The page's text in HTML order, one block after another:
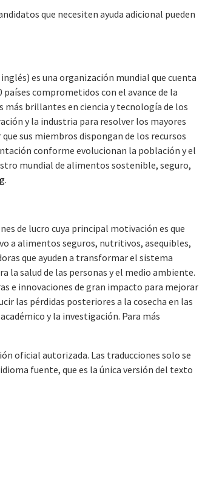
que necesiten ayuda adicional pueden
es una organización mundial que cuenta
comprometidos con el avance de la
más brillantes en ciencia y tecnología de los
y la industria para resolver los mayores
sus miembros dispongan de los recursos
conforme evolucionan la población y el
mundial de alimentos sostenible, seguro,
.
de lucro cuya principal motivación es que
a alimentos seguros, nutritivos, asequibles,
que ayuden a transformar el sistema
salud de las personas y el medio ambiente.
e innovaciones de gran impacto para mejorar
las pérdidas posteriores a la cosecha en las
y la investigación. Para más
oficial autorizada. Las traducciones solo se
fuente, que es la única versión del texto